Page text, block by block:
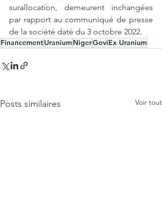
surallocation, demeurent inchangées
par rapport au communiqué de presse
de la société daté du 3 octobre 2022.
FinancementUraniumNigerGoviEx Uranium
Posts similaires Voir tout